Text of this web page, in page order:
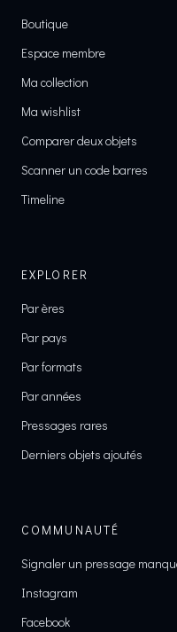
Boutique
Espace membre
Ma collection
Ma wishlist
Comparer deux objets
Scanner un code barres
Timeline
EXPLORER
Par ères
Par pays
Par formats
Par années
Pressages rares
Derniers objets ajoutés
COMMUNAUTÉ
Signaler un pressage
Instagram
Facebook